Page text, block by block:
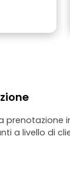
a livello di